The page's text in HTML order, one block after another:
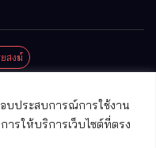
อบประสบการณ์การใช้งาน
รให้บริการเว็บไซต์ที่ตรง
สงฆ์